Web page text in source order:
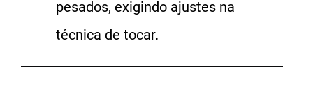
pesados, exigindo ajustes na
técnica de tocar.